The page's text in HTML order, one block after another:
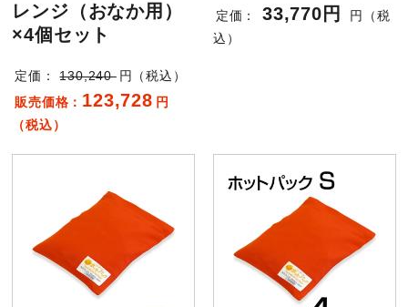
レンジ（おなか用）
×4個セット
定価： 130,240 円（税込）
販売価格： 123,728 円
（税込）
定価： 33,770円
円（税
込）